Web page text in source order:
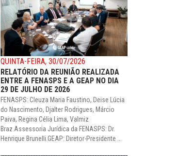
QUINTA-FEIRA, 30/07/2026
RELATÓRIO DA REUNIÃO REALIZADA
ENTRE A FENASPS E A GEAP NO DIA
29 DE JULHO DE 2026
FENASPS: Cleuza Maria Faustino, Deise Lúcia
do Nascimento, Djalter Rodrigues, Márcio
Paiva, Regina Célia Lima, Valmiz
Braz.Assessoria Jurídica da FENASPS: Dr.
Henrique Brunelli.GEAP: Diretor-Presidente ...